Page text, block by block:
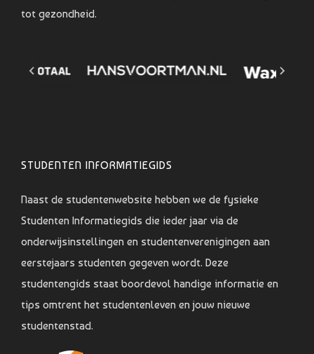
tot gezondheid.
STUDENTEN INFORMATIEGIDS
Naast de studentenwebsite hebben we de fysieke
Studenten Informatiegids die ieder jaar via de
onderwijsinstellingen en studentenverenigingen aan
eerstejaars studenten gegeven wordt. Deze
studentengids staat boordevol handige informatie en
tips omtrent het studentenleven en jouw nieuwe
studentenstad.